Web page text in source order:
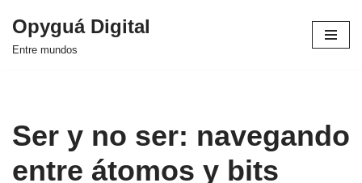
Saltar
Opyguá Digital
Entre mundos
Ser y no ser: navegando
entre átomos y bits